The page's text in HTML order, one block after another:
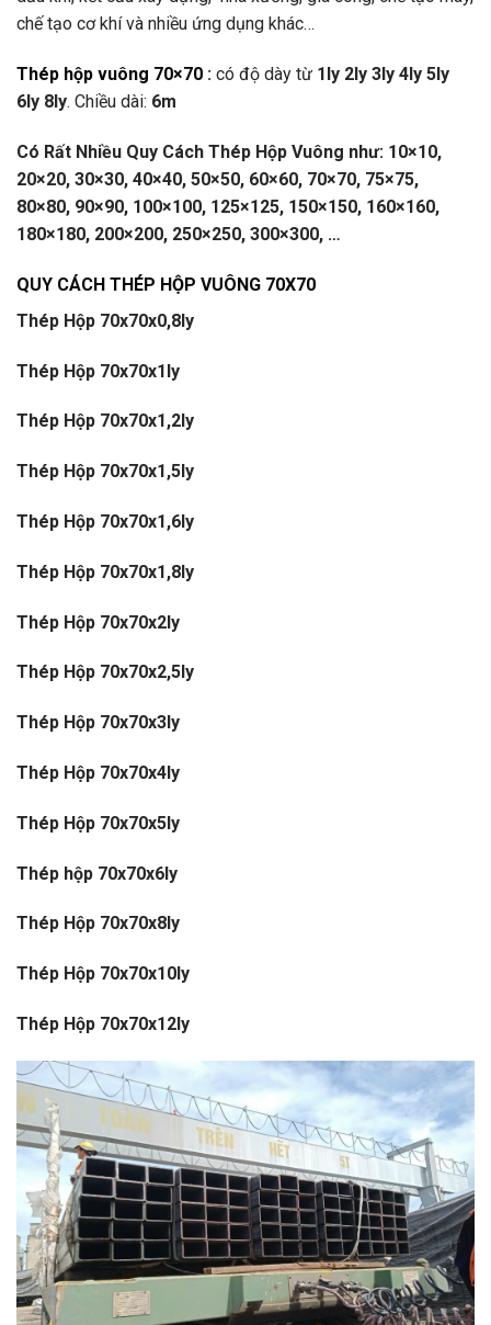
chế tạo cơ khí và nhiều ứng dụng khác…
Thép hộp vuông 70×70 : có độ dày từ 1ly 2ly 3ly 4ly 5ly
6ly 8ly. Chiều dài: 6m
Có Rất Nhiều Quy Cách Thép Hộp Vuông như: 10×10,
20×20, 30×30, 40×40, 50×50, 60×60, 70×70, 75×75,
80×80, 90×90, 100×100, 125×125, 150×150, 160×160,
180×180, 200×200, 250×250, 300×300, …
QUY CÁCH THÉP HỘP VUÔNG 70X70
Thép Hộp 70x70x0,8ly
Thép Hộp 70x70x1ly
Thép Hộp 70x70x1,2ly
Thép Hộp 70x70x1,5ly
Thép Hộp 70x70x1,6ly
Thép Hộp 70x70x1,8ly
Thép Hộp 70x70x2ly
Thép Hộp 70x70x2,5ly
Thép Hộp 70x70x3ly
Thép Hộp 70x70x4ly
Thép Hộp 70x70x5ly
Thép hộp 70x70x6ly
Thép Hộp 70x70x8ly
Thép Hộp 70x70x10ly
Thép Hộp 70x70x12ly